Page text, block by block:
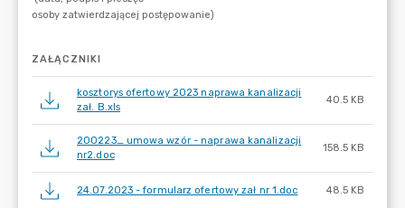
ZAŁĄCZNIKI
kosztorys ofertowy 2023 naprawa kanalizacji
zał. B.xls
40.5 KB
200223_ umowa wzór - naprawa kanalizacji
nr2.doc
158.5 KB
24.07.2023 - formularz ofertowy zał nr 1.doc 48.5 KB